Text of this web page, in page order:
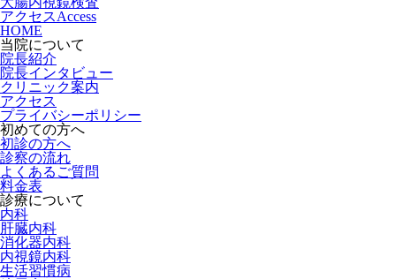
アクセスAccess
HOME
当院について
院長紹介
院長インタビュー
クリニック案内
アクセス
プライバシーポリシー
初めての方へ
初診の方へ
診察の流れ
よくあるご質問
料金表
診療について
内科
肝臓内科
消化器内科
内視鏡内科
生活習慣病